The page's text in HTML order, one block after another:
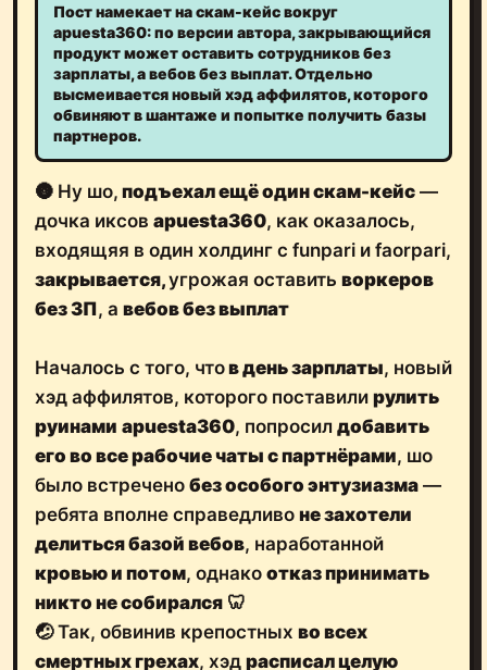
Пост намекает на скам-кейс вокруг
apuesta360: по версии автора, закрывающийся
продукт может оставить сотрудников без
зарплаты, а вебов без выплат. Отдельно
высмеивается новый хэд аффилятов, которого
обвиняют в шантаже и попытке получить базы
партнеров.
🌚 Ну шо, подъехал ещё один скам-кейс —
дочка иксов apuesta360, как оказалось,
входящяя в один холдинг с funpari и faorpari,
закрывается,угрожая оставить воркеров
без ЗП, а вебов без выплат
Началось с того, чтов день зарплаты, новый
хэд аффилятов, которого поставили рулить
руинами apuesta360, попросил добавить
его во все рабочие чаты с партнёрами, шо
было встречено без особого энтузиазма —
ребята вполне справедливо не захотели
делиться базой вебов, наработанной
кровью и потом, однако отказ принимать
никто не собирался 🦷
🤕 Так, обвинив крепостных во всех
смертных грехах, хэд расписал целую